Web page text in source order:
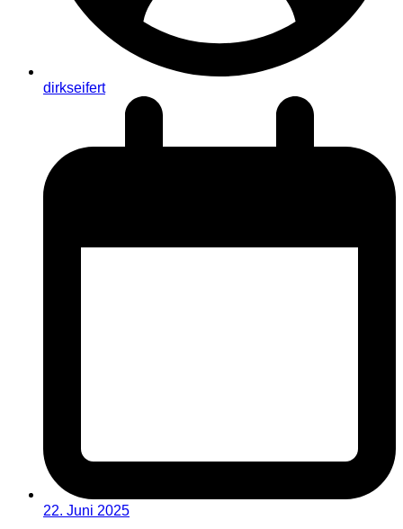
dirkseifert
22. Juni 2025